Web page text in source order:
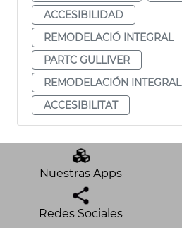
ACCESIBILIDAD
REMODELACIÓ INTEGRAL
PARTC GULLIVER
REMODELACIÓN INTEGRAL
ACCESIBILITAT
Nuestras Apps
Redes Sociales